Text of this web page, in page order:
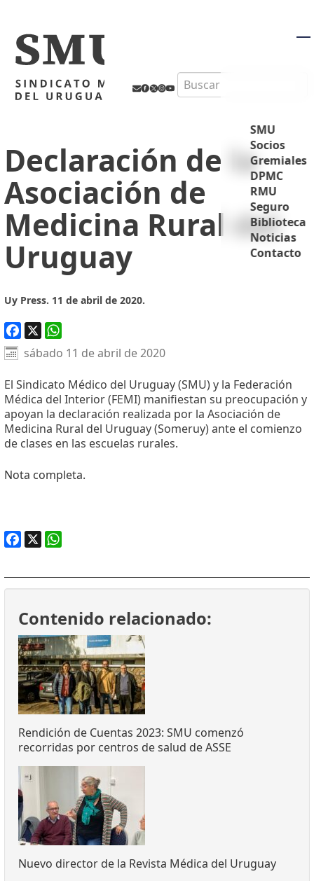
Search
SMU
Socios
Gremiales
DPMC
RMU
Seguro
Biblioteca
Noticias
Contacto
Declaración de la
Asociación de
Medicina Rural del
Uruguay
Uy Press. 11 de abril de 2020.
Facebook
X WhatsApp
sábado 11 de abril de 2020
El Sindicato Médico del Uruguay (SMU) y la Federación
Médica del Interior (FEMI) manifiestan su preocupación y
apoyan la declaración realizada por la Asociación de
Medicina Rural del Uruguay (Someruy) ante el comienzo
de clases en las escuelas rurales.
Nota completa.
Contenido relacionado:
Rendición de Cuentas 2023: SMU comenzó
recorridas por centros de salud de ASSE
Nuevo director de la Revista Médica del Uruguay